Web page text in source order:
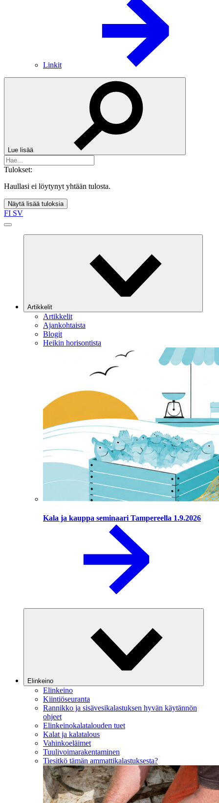
Linkit
Lue lisää
Tulokset:
Haullasi ei löytynyt yhtään tulosta.
Näytä lisää tuloksia
FI SV
Artikkelit
Artikkelit
Ajankohtaista
Blogit
Heikin horisontista
Kala ja kauppa seminaari Tampereella 1.9.2026
Elinkeino
Elinkeino
Kiintiöseuranta
Rannikko ja sisävesikalastuksen hyvän käytännön
ohjeet
Elinkeinokalatalouden tuet
Kalat ja kalatalous
Vahinkoeläimet
Tuulivoimarakentaminen
Tiesitkö tämän ammattikalastuksesta?